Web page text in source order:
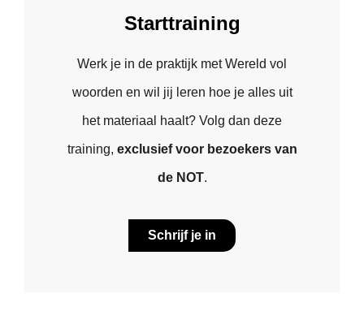
Starttraining
Werk je in de praktijk met Wereld vol
woorden en wil jij leren hoe je alles uit
het materiaal haalt? Volg dan deze
training, exclusief voor bezoekers van
de NOT.
Schrijf je in